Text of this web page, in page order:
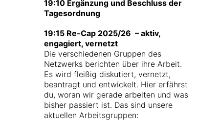
19:10 Ergänzung und Beschluss der
Tagesordnung
19:15 Re-Cap 2025/26 – aktiv,
engagiert, vernetzt
Die verschiedenen Gruppen des
Netzwerks berichten über ihre Arbeit.
Es wird fleißig diskutiert, vernetzt,
beantragt und entwickelt. Hier erfährst
du, woran wir gerade arbeiten und was
bisher passiert ist. Das sind unsere
aktuellen Arbeitsgruppen: